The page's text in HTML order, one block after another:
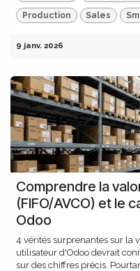
Production Sales
9 janv. 2026
Comprendre la
(FIFO/AVCO) et le
Odoo
4 vérités surprenantes sur la
utilisateur d'Odoo devrait
sur des chiffres précis.